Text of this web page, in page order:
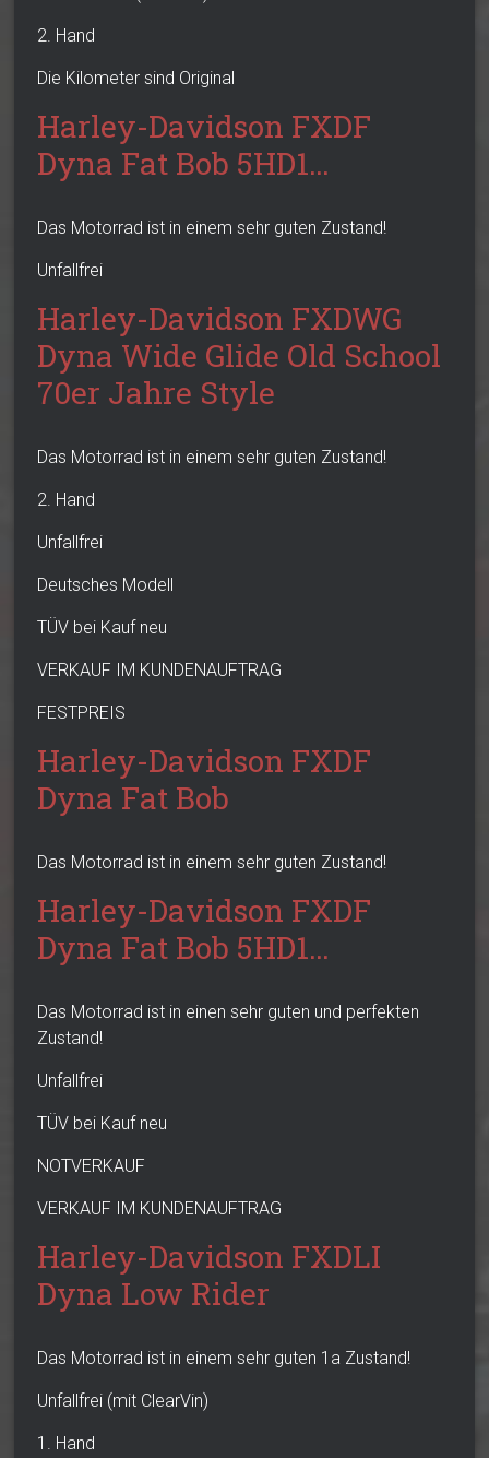
2. Hand
Die Kilometer sind Original
Harley-Davidson FXDF
Dyna Fat Bob 5HD1…
Das Motorrad ist in einem sehr guten Zustand!
Unfallfrei
Harley-Davidson FXDWG
Dyna Wide Glide Old School
70er Jahre Style
Das Motorrad ist in einem sehr guten Zustand!
2. Hand
Unfallfrei
Deutsches Modell
TÜV bei Kauf neu
VERKAUF IM KUNDENAUFTRAG
FESTPREIS
Harley-Davidson FXDF
Dyna Fat Bob
Das Motorrad ist in einem sehr guten Zustand!
Harley-Davidson FXDF
Dyna Fat Bob 5HD1…
Das Motorrad ist in einen sehr guten und perfekten
Zustand!
Unfallfrei
TÜV bei Kauf neu
NOTVERKAUF
VERKAUF IM KUNDENAUFTRAG
Harley-Davidson FXDLI
Dyna Low Rider
Das Motorrad ist in einem sehr guten 1a Zustand!
Unfallfrei (mit ClearVin)
1. Hand